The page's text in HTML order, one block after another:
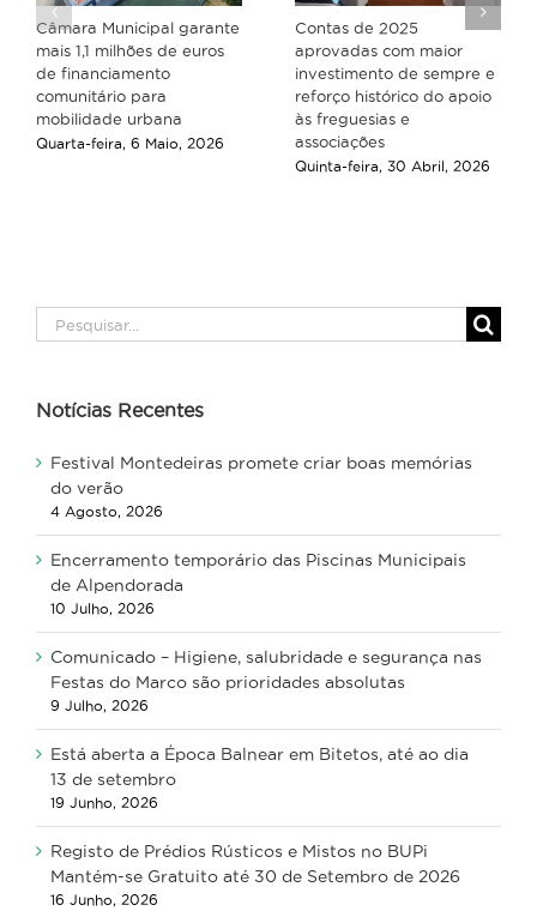
Câmara Municipal garante
mais 1,1 milhões de euros
de financiamento
comunitário para
mobilidade urbana
Quarta-feira, 6 Maio, 2026
Contas de 2025
aprovadas com maior
investimento de sempre e
reforço histórico do apoio
às freguesias e
associações
Quinta-feira, 30 Abril, 2026
Pesquisar
Notícias Recentes
Festival Montedeiras promete criar boas memórias
do verão
4 Agosto, 2026
Encerramento temporário das Piscinas Municipais
de Alpendorada
10 Julho, 2026
Comunicado – Higiene, salubridade e segurança nas
Festas do Marco são prioridades absolutas
9 Julho, 2026
Está aberta a Época Balnear em Bitetos, até ao dia
13 de setembro
19 Junho, 2026
Registo de Prédios Rústicos e Mistos no BUPi
Mantém-se Gratuito até 30 de Setembro de 2026
16 Junho, 2026